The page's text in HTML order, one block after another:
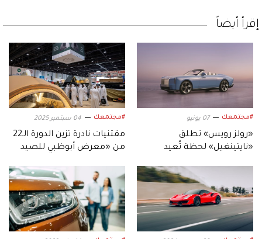
إقرأ أيضاً
#مجتمعك 07 يونيو
«رولز رويس» تطلق
«نايتينغيل» لحظة تُعيد
#مجتمعك 04 سبتمبر 2025
مقتنيات نادرة تزين الدورة الـ22
من «معرض أبوظبي للصيد